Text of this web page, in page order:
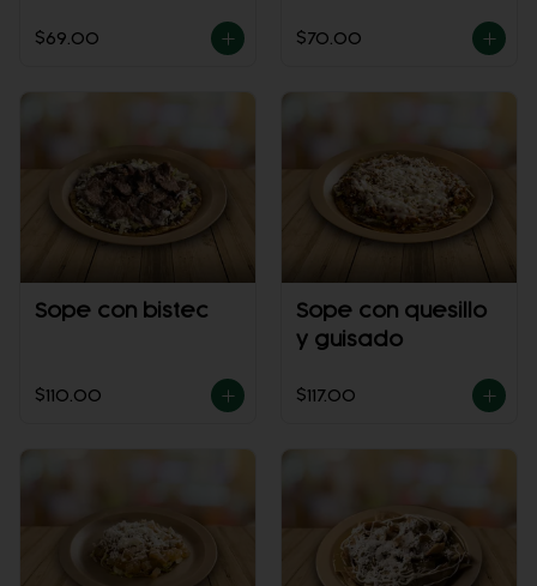
$69.00 $70.00
Sope con bistec
$110.00
Sope con quesillo
y guisado
$117.00